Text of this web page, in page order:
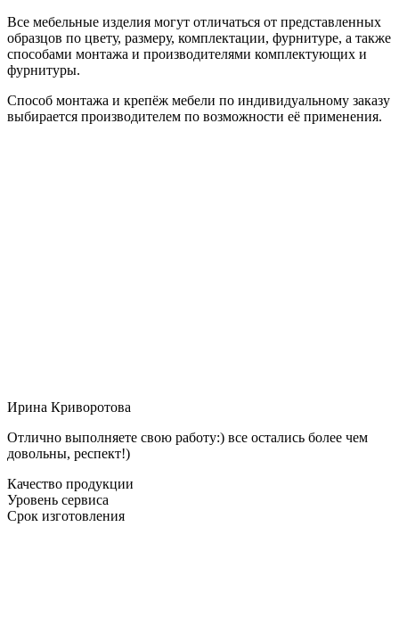
Все мебельные изделия могут отличаться от представленных
образцов по цвету, размеру, комплектации, фурнитуре, а также
способами монтажа и производителями комплектующих и
фурнитуры.
Способ монтажа и крепёж мебели по индивидуальному заказу
выбирается производителем по возможности её применения.
Ирина Криворотова
Отлично выполняете свою работу:) все остались более чем
довольны, респект!)
Качество продукции
Уровень сервиса
Срок изготовления